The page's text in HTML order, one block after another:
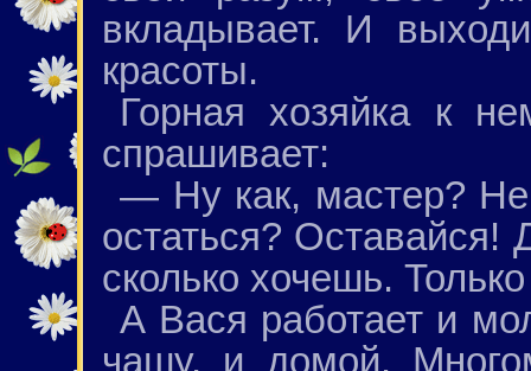
вкладывает. И
красоты.
Горная хозяйка к
спрашивает:
— Ну как, мастер?
остаться?
сколько хочешь.
А Вася работает и
чашу, и домой.